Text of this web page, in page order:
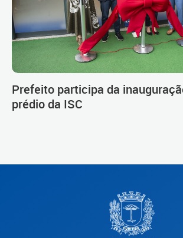
Prefeito participa da
prédio da ISC